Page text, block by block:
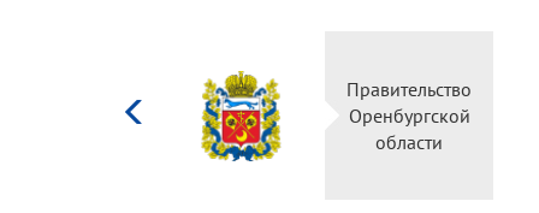
Правительство
Оренбургской
области